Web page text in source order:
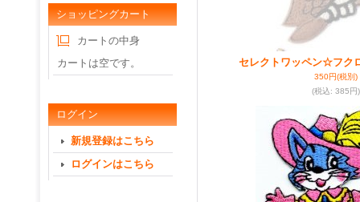
ショッピングカート
カートの中身
カートは空です。
ログイン
新規登録はこちら
ログインはこちら
セレクトワッペン☆フク
350円(税別)
(税込: 385円)